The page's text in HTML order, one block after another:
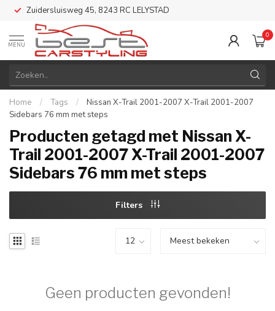
Zuidersluisweg 45, 8243 RC LELYSTAD
MENU
0
Home / Tags /
Nissan X-Trail 2001-2007 X-Trail 2001-2007
Sidebars 76 mm met steps
Producten getagd met Nissan X-
Trail 2001-2007 X-Trail 2001-2007
Sidebars 76 mm met steps
Filters
Geen producten gevonden!